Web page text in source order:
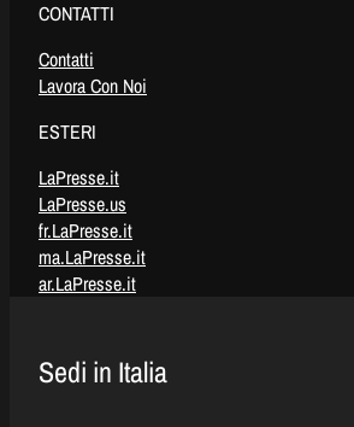
CONTATTI
Contatti
Lavora Con Noi
ESTERI
LaPresse.it
LaPresse.us
fr.LaPresse.it
ma.LaPresse.it
ar.LaPresse.it
Sedi in Italia